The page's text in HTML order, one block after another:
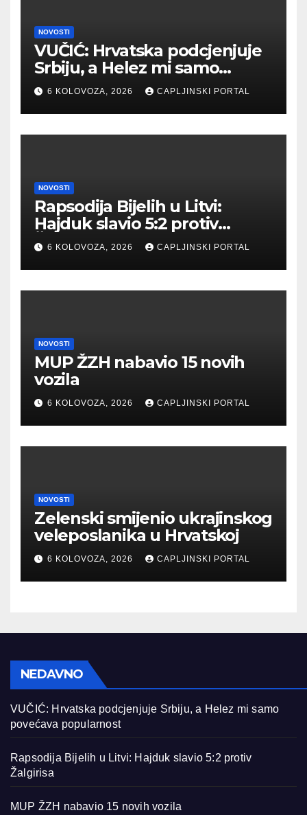
NOVOSTI
VUČIĆ: Hrvatska podcjenjuje
Srbiju, a Helez mi samo
povećava popularnost
6 KOLOVOZA, 2026 CAPLJINSKI PORTAL
NOVOSTI
Rapsodija Bijelih u Litvi:
Hajduk slavio 5:2 protiv
Žalgirisa
6 KOLOVOZA, 2026 CAPLJINSKI PORTAL
NOVOSTI
MUP ŽZH nabavio 15 novih
vozila
6 KOLOVOZA, 2026 CAPLJINSKI PORTAL
NOVOSTI
Zelenski smijenio ukrajinskog
veleposlanika u Hrvatskoj
6 KOLOVOZA, 2026 CAPLJINSKI PORTAL
NEDAVNO
VUČIĆ: Hrvatska podcjenjuje Srbiju, a Helez mi samo
povećava popularnost
Rapsodija Bijelih u Litvi: Hajduk slavio 5:2 protiv
Žalgirisa
MUP ŽZH nabavio 15 novih vozila